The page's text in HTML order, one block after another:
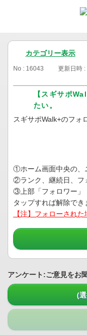
カテゴリー表示
No : 16043 更新日時
【スギサポ
たい。
スギサポWalk+のフォ
①ホーム画面中央の、
②ランク、継続日、フ
③上部「フォロワー」
タップすれば解除でき
【注】フォローされ
アンケート:ご意見をお
(